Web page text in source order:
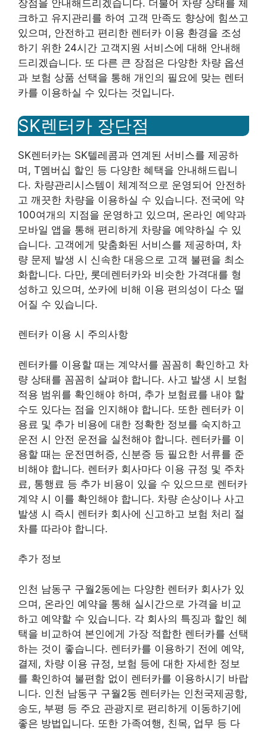
장점을 안내해드리겠습니다. 더불어 차량 상태를 체
크하고 유지관리를 하여 고객 만족도 향상에 힘쓰고
있으며, 안전하고 편리한 렌터카 이용 환경을 조성
하기 위한 24시간 고객지원 서비스에 대해 안내해
드리겠습니다. 또 다른 큰 장점은 다양한 차량 옵션
과 보험 상품 선택을 통해 개인의 필요에 맞는 렌터
카를 이용하실 수 있다는 것입니다.
SK렌터카 장단점
SK렌터카는 SK텔레콤과 연계된 서비스를 제공하
며, T멤버십 할인 등 다양한 혜택을 안내해드립니
다. 차량관리시스템이 체계적으로 운영되어 안전하
고 깨끗한 차량을 이용하실 수 있습니다. 전국에 약
100여개의 지점을 운영하고 있으며, 온라인 예약과
모바일 앱을 통해 편리하게 차량을 예약하실 수 있
습니다. 고객에게 맞춤화된 서비스를 제공하며, 차
량 문제 발생 시 신속한 대응으로 고객 불편을 최소
화합니다. 다만, 롯데렌터카와 비슷한 가격대를 형
성하고 있으며, 쏘카에 비해 이용 편의성이 다소 떨
어질 수 있습니다.
렌터카 이용 시 주의사항
렌터카를 이용할 때는 계약서를 꼼꼼히 확인하고 차
량 상태를 꼼꼼히 살펴야 합니다. 사고 발생 시 보험
적용 범위를 확인해야 하며, 추가 보험료를 내야 할
수도 있다는 점을 인지해야 합니다. 또한 렌터카 이
용료 및 추가 비용에 대한 정확한 정보를 숙지하고
운전 시 안전 운전을 실천해야 합니다. 렌터카를 이
용할 때는 운전면허증, 신분증 등 필요한 서류를 준
비해야 합니다. 렌터카 회사마다 이용 규정 및 주차
료, 통행료 등 추가 비용이 있을 수 있으므로 렌터카
계약 시 이를 확인해야 합니다. 차량 손상이나 사고
발생 시 즉시 렌터카 회사에 신고하고 보험 처리 절
차를 따라야 합니다.
추가 정보
인천 남동구 구월2동에는 다양한 렌터카 회사가 있
으며, 온라인 예약을 통해 실시간으로 가격을 비교
하고 예약할 수 있습니다. 각 회사의 특징과 할인 혜
택을 비교하여 본인에게 가장 적합한 렌터카를 선택
하는 것이 좋습니다. 렌터카를 이용하기 전에 예약,
결제, 차량 이용 규정, 보험 등에 대한 자세한 정보
를 확인하여 불편함 없이 렌터카를 이용하시기 바랍
니다. 인천 남동구 구월2동 렌터카는 인천국제공항,
송도, 부평 등 주요 관광지로 편리하게 이동하기에
좋은 방법입니다. 또한 가족여행, 친목, 업무 등 다